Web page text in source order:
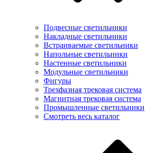
Подвесные светильники
Накладные светильники
Встраиваемые светильники
Напольные светильники
Настенные светильники
Модульные светильники
Фигуры
Трехфазная трековая система
Магнитная трековая система
Промышленные светильники
Смотреть весь каталог